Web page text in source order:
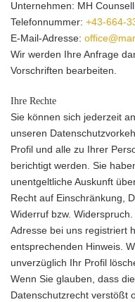
Unternehmen: MH
Telefonnummer: +43-664-
E-Mail-Adresse:
Wir werden Ihre Anfrage
Vorschriften bearbeiten.
Ihre Rechte
Sie können sich jederzeit
unseren
Profil und alle zu Ihrer
berichtigt werden. Sie
unentgeltliche Auskunft
Recht auf Einschränkung,
Widerruf bzw.
Adresse bei uns registriert
entsprechenden Hinweis.
unverzüglich Ihr Profil
Wenn Sie glauben, dass
Datenschutzrecht verstößt